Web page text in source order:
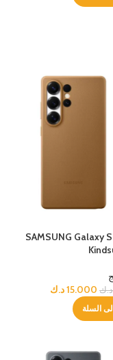
SAMSUNG Galaxy
د.ك 15.000د.ك
السلة